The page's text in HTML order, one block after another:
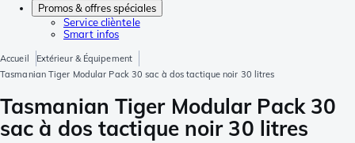
Promos & offres spéciales
Service clièntele
Smart infos
Accueil
Extérieur & Équipement
Tasmanian Tiger Modular Pack 30 sac à dos tactique noir 30 litres
Tasmanian Tiger Modular Pack 30
sac à dos tactique noir 30 litres